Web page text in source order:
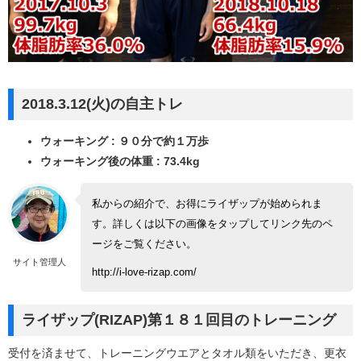
2018.3.12(火)の自主トレ
ウォーキング : ９０分で約１万歩
ウォーキング後の体重 : 73.4kg
サイト管理人
私からの紹介で、お得にライザップが始められま
す。詳しくは以下の画像をタップしてリンク先のペ
ージをご覧ください。
http://i-love-rizap.com/
ライザップ(RIZAP)第１８１回目のトレーニング
受付を済ませて、トレーニングウエアとタオル類をいただき、更衣